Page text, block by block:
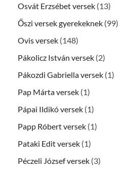
Osvát Erzsébet versek (13)
Őszi versek gyerekeknek (99)
Ovis versek (148)
Pákolicz István versek (2)
Pákozdi Gabriella versek (1)
Pap Márta versek (1)
Pápai Ildikó versek (1)
Papp Róbert versek (1)
Pataki Edit versek (1)
Péczeli József versek (3)